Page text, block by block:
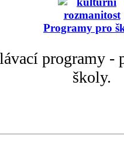
Programy pro
programy -
školy.